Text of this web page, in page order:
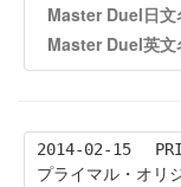
Master Duel日文
Master Duel英文
2014-02-15
プライマル・オリ